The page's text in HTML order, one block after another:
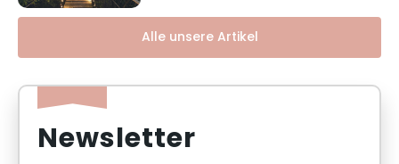
Alle unsere Artikel
Newsletter